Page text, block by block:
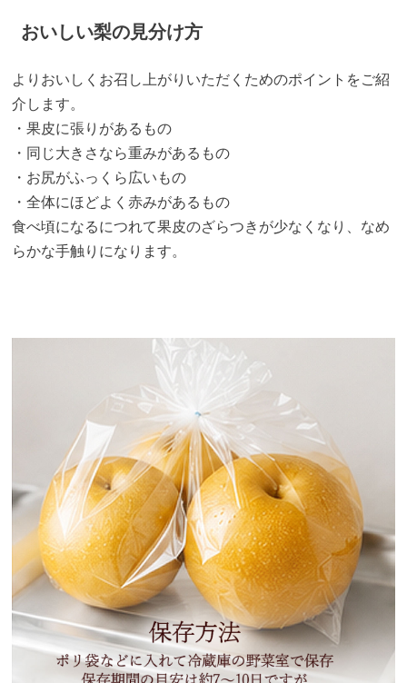
おいしい梨の見分け方
よりおいしくお召し上がりいただくためのポイントをご紹
介します。
・果皮に張りがあるもの
・同じ大きさなら重みがあるもの
・お尻がふっくら広いもの
・全体にほどよく赤みがあるもの
食べ頃になるにつれて果皮のざらつきが少なくなり、なめ
らかな手触りになります。